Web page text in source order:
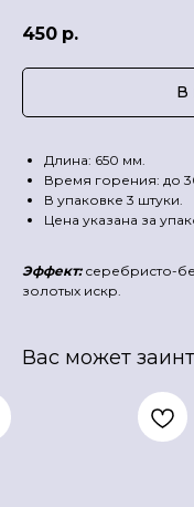
450 р.
В
Длина: 650 мм.
Время горения: до
В упаковке 3 штуки.
Цена указана за
Эффект: серебристо-
золотых искр.
Вас может